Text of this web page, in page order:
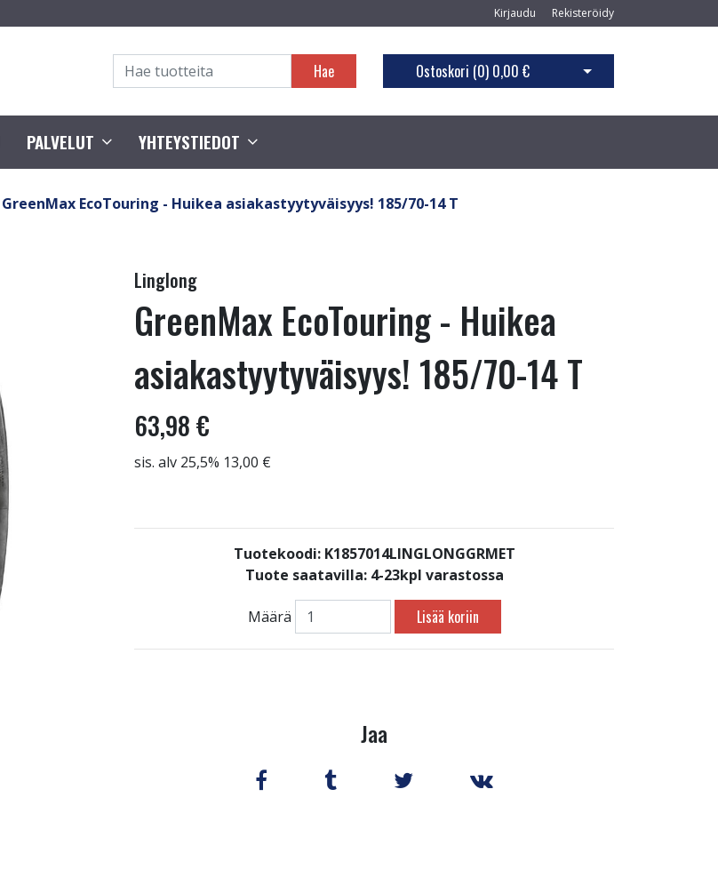
Kirjaudu Rekisteröidy
Hae Ostoskori (0) 0,00 € Avaa ostoskori
PALVELUT YHTEYSTIEDOT
GreenMax EcoTouring - Huikea asiakastyytyväisyys! 185/70-14 T
Linglong
GreenMax EcoTouring - Huikea
asiakastyytyväisyys! 185/70-14 T
63,98 €
sis. alv 25,5% 13,00 €
Tuotekoodi: K1857014LINGLONGGRMET
Tuote saatavilla: 4-23kpl varastossa
Määrä Lisää koriin
Jaa